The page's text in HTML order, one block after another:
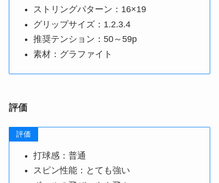
ストリングパターン：16×19
グリップサイズ：1.2.3.4
推奨テンション：50～59p
素材：グラファイト
評価
評価
打球感：普通
スピン性能：とても強い